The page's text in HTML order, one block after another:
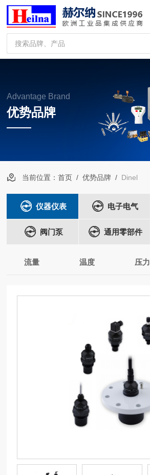
Advantage Brand
优势品牌
当前位置：首页 /优势品牌 / Dinel
仪器仪表 电子电气
阀门泵 通用零部件
流量 温度 压力